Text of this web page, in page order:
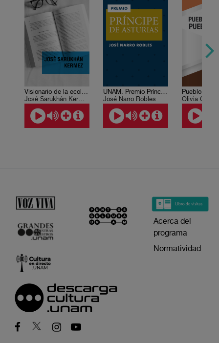
Visionario de la ecología mexicana universal
José Sarukhán Kermez
UNAM. Premio Príncipe de Asturias, de Comunicación y Humanidades, 2009
José Narro Robles
Olivia Gall
Acerca del
programa
Normatividad